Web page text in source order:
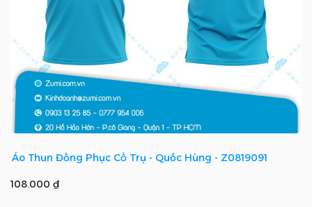
Áo Thun Đồng Phục Cổ Trụ - Quốc Hùng - Z0819091
108.000 ₫